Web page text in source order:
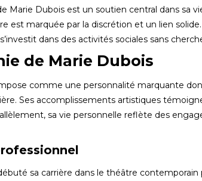
Marie Dubois est un soutien central dans sa
est marquée par la discrétion et un lien solide.
dans des activités sociales sans
de Marie Dubois
comme une personnalité marquante
Ses accomplissements artistiques
sa vie personnelle reflète des
sa carrière dans le théâtre